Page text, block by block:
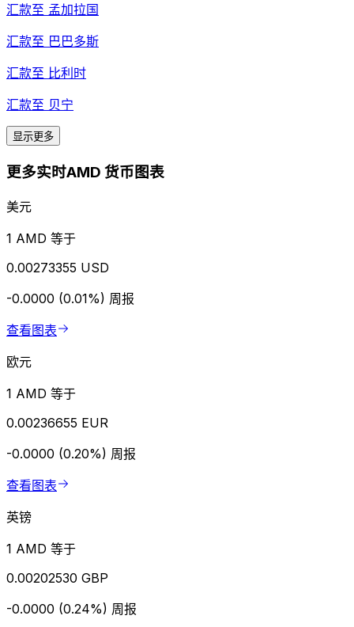
汇款至 孟加拉国
汇款至 巴巴多斯
汇款至 比利时
汇款至 贝宁
显示更多
更多实时AMD 货币图表
美元
1 AMD 等于
0.00273355 USD
-0.0000 (0.01%) 周报
查看图表
欧元
1 AMD 等于
0.00236655 EUR
-0.0000 (0.20%) 周报
查看图表
英镑
1 AMD 等于
0.00202530 GBP
-0.0000 (0.24%) 周报